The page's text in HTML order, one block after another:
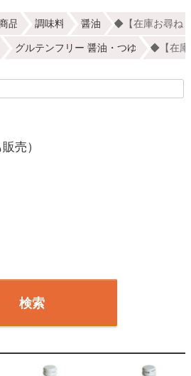
品 調味料 醤油 ◆【在庫お尋ね
グルテンフリー 醤油・つゆ ◆【在庫
売）
検索